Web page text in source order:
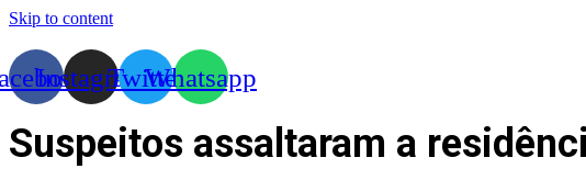
Skip to content
InstagramTwitterWhatsapp
Suspeitos assaltaram a